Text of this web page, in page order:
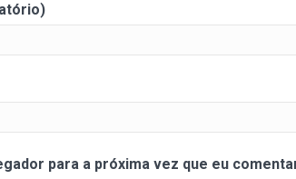
para a próxima vez que eu